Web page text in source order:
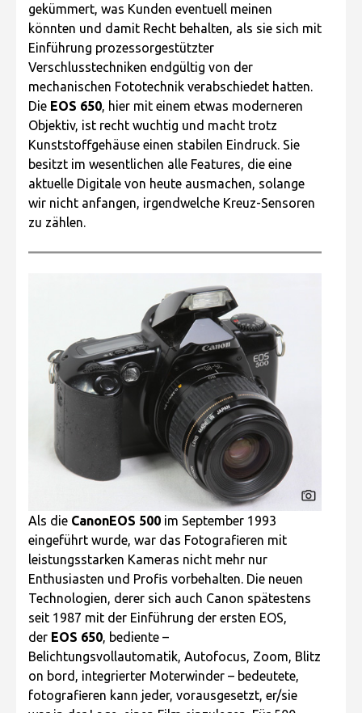
gekümmert, was Kunden eventuell meinen
könnten und damit Recht behalten, als sie sich mit
Einführung prozessorgestützter
Verschlusstechniken endgültig von der
mechanischen Fototechnik verabschiedet hatten.
Die EOS 650, hier mit einem etwas moderneren
Objektiv, ist recht wuchtig und macht trotz
Kunststoffgehäuse einen stabilen Eindruck. Sie
besitzt im wesentlichen alle Features, die eine
aktuelle Digitale von heute ausmachen, solange
wir nicht anfangen, irgendwelche Kreuz-Sensoren
zu zählen.
Als die CanonEOS 500 im September 1993
eingeführt wurde, war das Fotografieren mit
leistungsstarken Kameras nicht mehr nur
Enthusiasten und Profis vorbehalten. Die neuen
Technologien, derer sich auch Canon spätestens
seit 1987 mit der Einführung der ersten EOS,
der EOS 650, bediente –
Belichtungsvollautomatik, Autofocus, Zoom, Blitz
on bord, integrierter Moterwinder – bedeutete,
fotografieren kann jeder, vorausgesetzt, er/sie